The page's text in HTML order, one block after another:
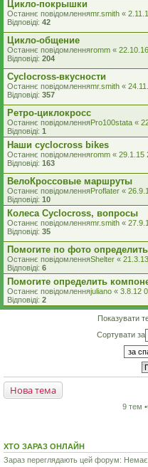
Цикло-покрышки
Останнє повідомленняmr.smith «
Відповіді: 42
Цикло-общение
Останнє повідомленняromm «
Відповіді: 204
Cyclocross-вкусности
Останнє повідомленняmr.smith «
Відповіді: 357
Ретро-циклокросс
Останнє повідомленняPro100stata «
Відповіді: 1
Наши cyclocross bikes
Останнє повідомленняromm « 29.1.15
Відповіді: 163
ВелоКроссовые маршруты
Останнє повідомленняProflater «
Відповіді: 10
Колеса Cyclocross, вопросы
Останнє повідомленняmr.smith «
Відповіді: 35
Помогите по фото
Останнє повідомленняShelter «
Відповіді: 6
Помогите определить
Останнє повідомленняjuliano « 3.8.12
Відповіді: 2
Показувати
Сортувати за
Нова тема
9 тем
ХТО ЗАРАЗ ОНЛАЙН
Зараз переглядають цей форум: Немає